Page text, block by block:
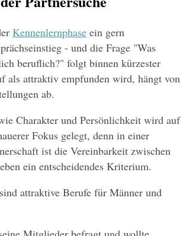
Kennenlernphase ein gern
- und die Frage "Was
beruflich?" folgt binnen kürzester
als attraktiv empfunden wird, hängt von
ab.
Charakter und Persönlichkeit wird auf
Fokus gelegt, denn in einer
ist die Vereinbarkeit zwischen
ein entscheidendes Kriterium.
attraktive Berufe für Männer und